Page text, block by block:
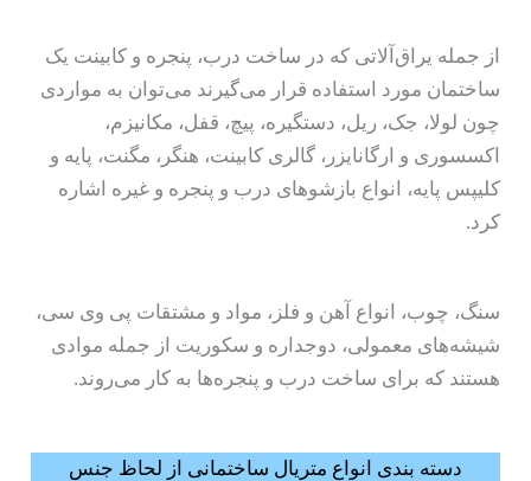
از جمله یراق‌آلاتی که در ساخت درب، پنجره و کابینت یک
ساختمان مورد استفاده قرار می‌گیرند می‌توان به مواردی
چون لولا، جک، ریل، دستگیره، پیچ، قفل، مکانیزم،
اکسسوری و ارگانایزر، گالری کابینت، هنگر، مگنت، پایه و
کلیپس پایه، انواع بازشوهای درب و پنجره و غیره اشاره
کرد.
سنگ، چوب، انواع آهن و فلز، مواد و مشتقات پی وی سی،
شیشه‌های معمولی، دوجداره و سکوریت از جمله موادی
هستند که برای ساخت درب و پنجره‌ها به کار می‌روند.
دسته بندی انواع متریال ساختمانی از لحاظ جنس